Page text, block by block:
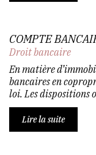
COMPTE
Droit bancaire
En matière
bancaires en
loi. Les dispositions
Lire la suite